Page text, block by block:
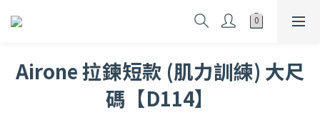
Airone 拉鍊短款 (肌力訓練) 大尺
碼【D114】